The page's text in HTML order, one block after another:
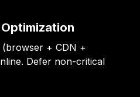
+ CDN +
Defer non-critical